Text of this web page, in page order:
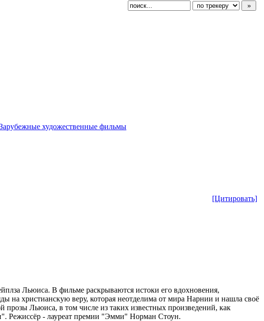
художественные фильмы
[Цитировать]
Льюиса. В фильме раскрываются истоки его вдохновения,
на христианскую веру, которая неотделима от мира Нарнии и нашла своё
Льюиса, в том числе из таких известных произведений, как
Режиссёр - лауреат премии "Эмми" Норман Стоун.